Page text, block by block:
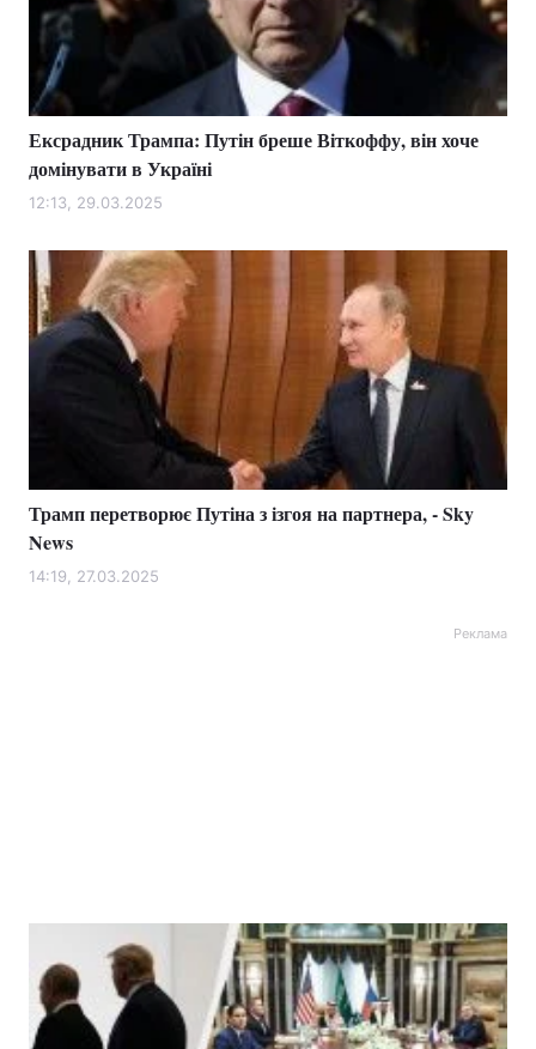
Ексрадник Трампа: Путін бреше Віткоффу, він хоче
домінувати в Україні
12:13, 29.03.2025
Трамп перетворює Путіна з ізгоя на партнера, - Sky
News
14:19, 27.03.2025
Реклама